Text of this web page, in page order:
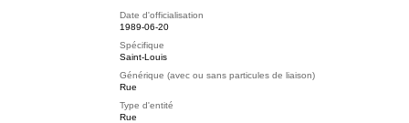
Date d'officialisation
1989-06-20
Spécifique
Saint-Louis
Générique (avec ou sans particules de liaison)
Rue
Type d'entité
Rue